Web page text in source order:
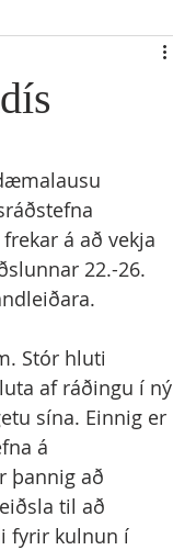
á að vekja
22.-26.
Stór hluti
af ráðingu í ný
sína. Einnig er
á
þannig að
til að
fyrir kulnun í